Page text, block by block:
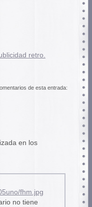
retro.
de esta entrada:
en los
fhm.jpg
no tiene